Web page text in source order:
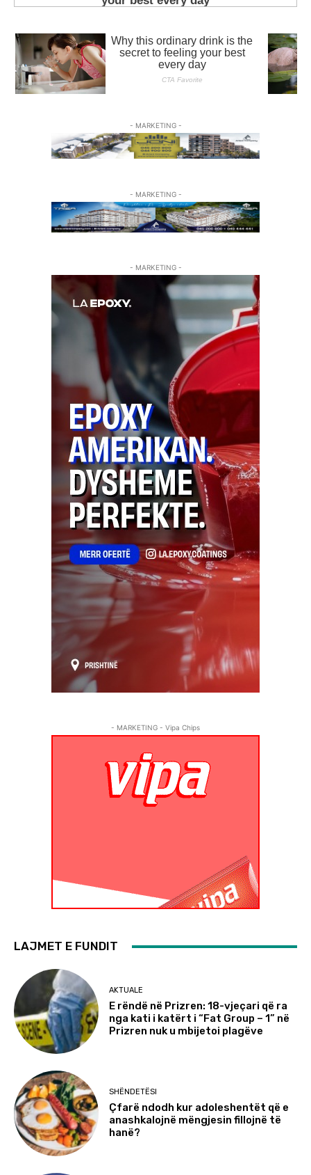
- MARKETING -
- MARKETING -
- MARKETING -
- MARKETING - Vipa Chips
LAJMET E FUNDIT
AKTUALE
E rëndë në Prizren: 18-vjeçari që ra
nga kati i katërt i “Fat Group – 1” në
Prizren nuk u mbijetoi plagëve
SHËNDETËSI
Çfarë ndodh kur adoleshentët që e
anashkalojnë mëngjesin fillojnë të
hanë?